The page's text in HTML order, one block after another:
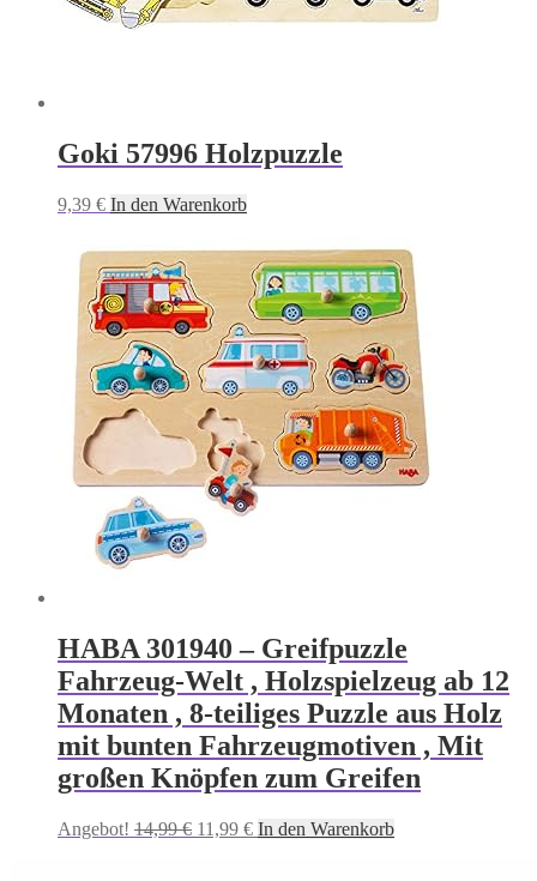
Goki 57996 Holzpuzzle
9,39 € In den Warenkorb
HABA 301940 – Greifpuzzle
Fahrzeug-Welt , Holzspielzeug ab 12
Monaten , 8-teiliges Puzzle aus Holz
mit bunten Fahrzeugmotiven , Mit
großen Knöpfen zum Greifen
Angebot! 14,99€ Ursprünglicher
11,99 €Aktueller
In den Warenkorb